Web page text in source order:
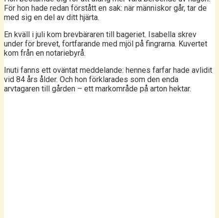
För hon hade redan förstått en sak: när människor går, tar de
med sig en del av ditt hjärta.
En kväll i juli kom brevbäraren till bageriet. Isabella skrev
under för brevet, fortfarande med mjöl på fingrarna. Kuvertet
kom från en notariebyrå.
Inuti fanns ett oväntat meddelande: hennes farfar hade avlidit
vid 84 års ålder. Och hon förklarades som den enda
arvtagaren till gården – ett markområde på arton hektar.